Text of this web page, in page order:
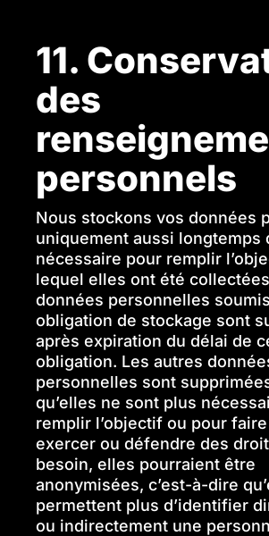
11.
des
personnels
Nous stockons vos données
uniquement aussi longtemps
nécessaire pour remplir
lequel elles ont été
données personnelles
obligation de stockage sont
après expiration du délai de
obligation. Les autres
personnelles sont
qu’elles ne sont plus
remplir l’objectif ou pour
exercer ou défendre des
besoin, elles pourraient être
anonymisées, c’est-à-dire
permettent plus d’identifier
ou indirectement une